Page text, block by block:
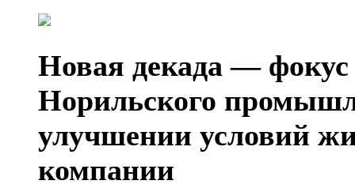
Новая декада — фокус
Норильского
улучшении условий
компании